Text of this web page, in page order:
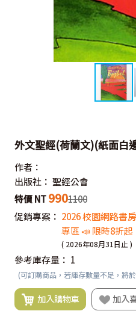
外文聖經(荷蘭文)(紙面白
作者：
出版社： 聖經公會
特價 NT 9901100
促銷專案： 2026 校園網路書
專區 📣 限時8折起
( 2026年08月31日止 )
參考庫存量： 1
(可訂購商品，若庫存數量不足，將
加入購物車 加入